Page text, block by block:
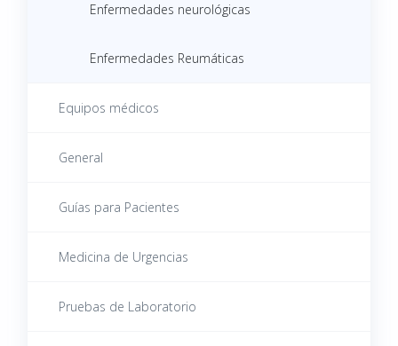
Enfermedades neurológicas
Enfermedades Reumáticas
Equipos médicos
General
Guías para Pacientes
Medicina de Urgencias
Pruebas de Laboratorio